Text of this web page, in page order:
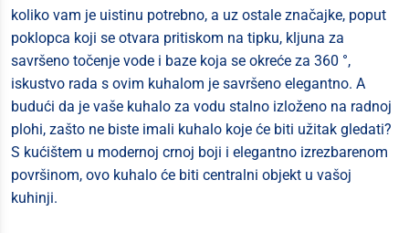
koliko vam je uistinu potrebno, a uz ostale značajke, poput
poklopca koji se otvara pritiskom na tipku, kljuna za
savršeno točenje vode i baze koja se okreće za 360 °,
iskustvo rada s ovim kuhalom je savršeno elegantno. A
budući da je vaše kuhalo za vodu stalno izloženo na radnoj
plohi, zašto ne biste imali kuhalo koje će biti užitak gledati?
S kućištem u modernoj crnoj boji i elegantno izrezbarenom
površinom, ovo kuhalo će biti centralni objekt u vašoj
kuhinji.